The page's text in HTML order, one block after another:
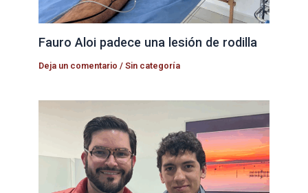
Fauro Aloi padece una lesión de rodilla
Deja un comentario /Sin categoría